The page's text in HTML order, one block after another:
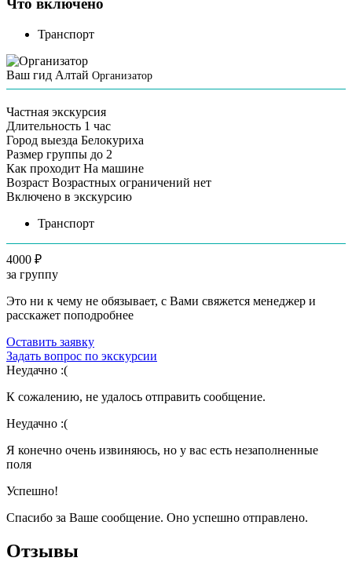
Что включено
Транспорт
Ваш гид Алтай Организатор
Частная экскурсия
Длительность 1 час
Город выезда Белокуриха
Размер группы до 2
Как проходит На машине
Возраст Возрастных ограничений нет
Включено в экскурсию
Транспорт
4000 ₽
за группу
Это ни к чему не обязывает, с Вами свяжется менеджер и
расскажет поподробнее
Оставить заявку
Задать вопрос по экскурсии
Неудачно :(
К сожалению, не удалось отправить сообщение.
Неудачно :(
Я конечно очень извиняюсь, но у вас есть незаполненные
поля
Успешно!
Спасибо за Ваше сообщение. Оно успешно отправлено.
Отзывы